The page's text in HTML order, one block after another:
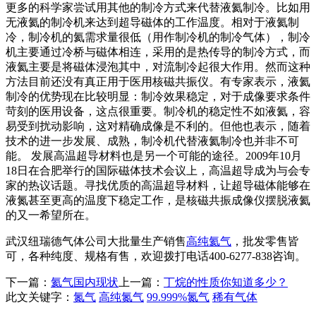
更多的科学家尝试用其他的制冷方式来代替液氦制冷。比如用
无液氦的制冷机来达到超导磁体的工作温度。相对于液氦制
冷，制冷机的氦需求量很低（用作制冷机的制冷气体），制冷
机主要通过冷桥与磁体相连，采用的是热传导的制冷方式，而
液氦主要是将磁体浸泡其中，对流制冷起很大作用。然而这种
方法目前还没有真正用于医用核磁共振仪。有专家表示，液氦
制冷的优势现在比较明显：制冷效果稳定，对于成像要求条件
苛刻的医用设备，这点很重要。制冷机的稳定性不如液氦，容
易受到扰动影响，这对精确成像是不利的。但他也表示，随着
技术的进一步发展、成熟，制冷机代替液氦制冷也并非不可
能。 发展高温超导材料也是另一个可能的途径。2009年10月
18日在合肥举行的国际磁体技术会议上，高温超导成为与会专
家的热议话题。寻找优质的高温超导材料，让超导磁体能够在
液氮甚至更高的温度下稳定工作，是核磁共振成像仪摆脱液氦
的又一希望所在。
武汉纽瑞德气体公司大批量生产销售高纯氦气 ，批发零售皆
可，各种纯度、规格有售，欢迎拨打电话400-6277-838咨询。
下一篇： 氦气国内现状 上一篇： 丁烷的性质你知道多少？
此文关键字： 氮气 高纯氮气 99.999%氮气 稀有气体